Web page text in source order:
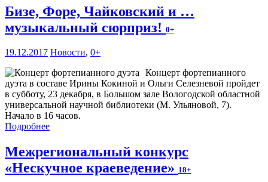
Бизе, Форе, Чайковский и …
музыкальный сюрприз! 0+
19.12.2017 Новости, 0+
Концерт фортепианного
дуэта в составе Ирины Кокиной и Ольги Селезневой пройдет
в субботу, 23 декабря, в Большом зале Вологодской областной
универсальной научной библиотеки (М. Ульяновой, 7).
Начало в 16 часов.
Подробнее
Межрегиональный конкурс
«Нескучное краеведение» 18+